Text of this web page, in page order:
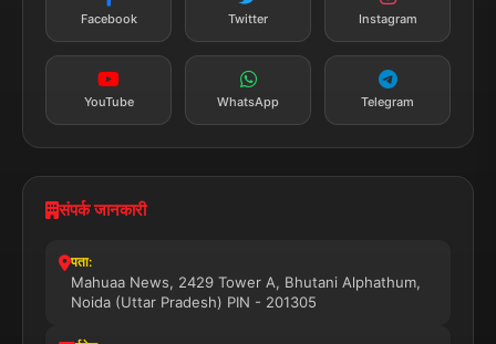
सब्सक्राइब करें
Facebook Twitter Instagram
YouTube WhatsApp Telegram
संपर्क जानकारी
पता:
Mahuaa News, 2429 Tower A, Bhutani Alphathum,
Noida (Uttar Pradesh) PIN - 201305